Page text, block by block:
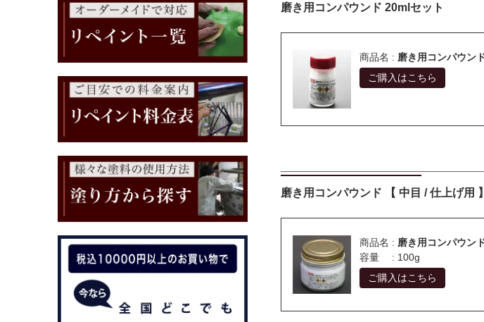
磨き用コンパウンド 20mlセット
商品名 : 磨き用コンパウン
ご購入はこちら
磨き用コンパウンド 【 中目 / 仕上げ用 】
商品名 : 磨き用コンパウン
容量 : 100g
ご購入はこちら